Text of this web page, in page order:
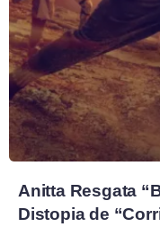
Anitta Resgata
Distopia de